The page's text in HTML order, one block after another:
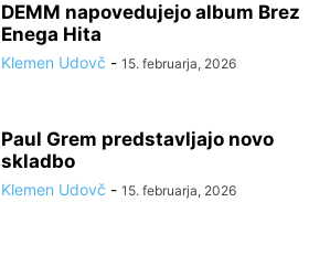
DEMM napovedujejo album Brez
Enega Hita
Klemen Udovč - 15. februarja, 2026
Paul Grem predstavljajo novo
skladbo
Klemen Udovč - 15. februarja, 2026